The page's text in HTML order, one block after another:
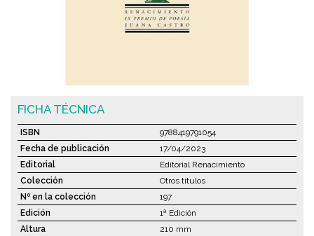
FICHA TÉCNICA
ISBN
9788419791054
Fecha de publicación
17/04/2023
Editorial
Editorial Renacimiento
Colección
Otros títulos
Nº en la colección
197
Edición
1ª Edición
Altura
210 mm